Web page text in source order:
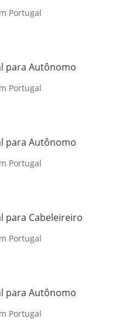
Portugal
para Autônomo
Portugal
para Autônomo
Portugal
para Cabeleireiro
Portugal
para Autônomo
Portugal